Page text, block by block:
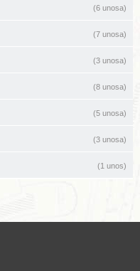
(6 unosa)
(7 unosa)
(3 unosa)
(8 unosa)
(5 unosa)
(3 unosa)
(1 unos)